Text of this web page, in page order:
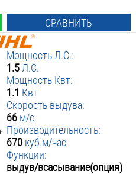
СРАВНИТЬ
Мощность Л.С.:
1.5 Л.С.
Мощность Квт:
1.1 Квт
Скорость выдува:
66 м/с
Производительность:
670 куб.м/час
Функции:
выдув/всасывание(опция)